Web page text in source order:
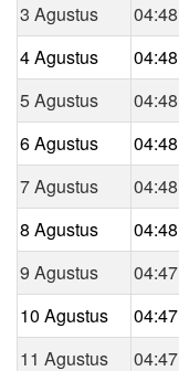
3 Agustus
04:48
4 Agustus
04:48
5 Agustus
04:48
6 Agustus
04:48
7 Agustus
04:48
8 Agustus
04:48
9 Agustus
04:47
10 Agustus
04:47
11 Agustus
04:47